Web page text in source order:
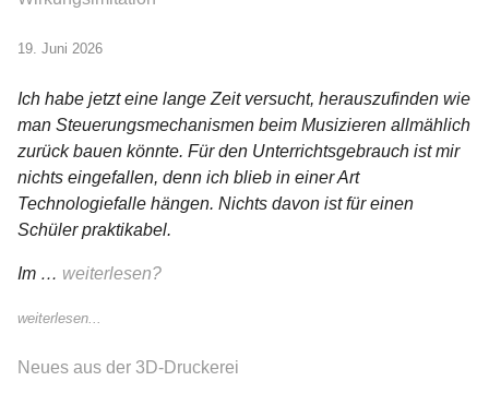
19. Juni 2026
Ich habe jetzt eine lange Zeit versucht, herauszufinden wie
man Steuerungsmechanismen beim Musizieren allmählich
zurück bauen könnte. Für den Unterrichtsgebrauch ist mir
nichts eingefallen, denn ich blieb in einer Art
Technologiefalle hängen. Nichts davon ist für einen
Schüler praktikabel.
Im … weiterlesen?
weiterlesen...
Neues aus der 3D-Druckerei